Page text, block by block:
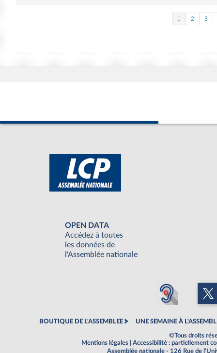
1 2 3
OPEN DATA
Accédez à toutes
les données de
l'Assemblée nationale
BOUTIQUE DE L'ASSEMBLEE UNE SEMAINE À
©Tous droits
Mentions légales
Accessibilité : partiellement
Assemblée nationale - 126 Rue de